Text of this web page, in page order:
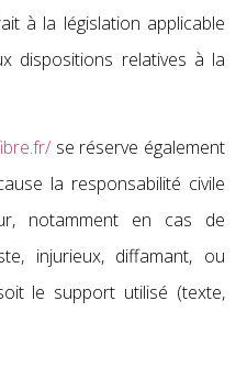
à la législation applicable
dispositions relatives à la
se réserve également
la responsabilité civile
notamment en cas de
injurieux, diffamant, ou
le support utilisé (texte,